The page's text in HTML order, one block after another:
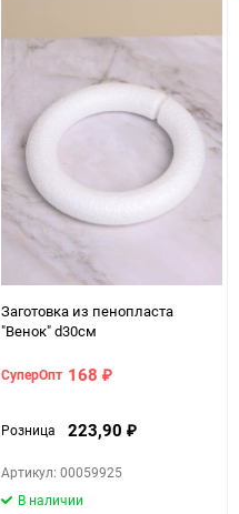
Заготовка из пенопласта
"Венок" d30см
СуперОпт 168 ₽
Розница 223,90 ₽
Артикул: 00059925
В наличии